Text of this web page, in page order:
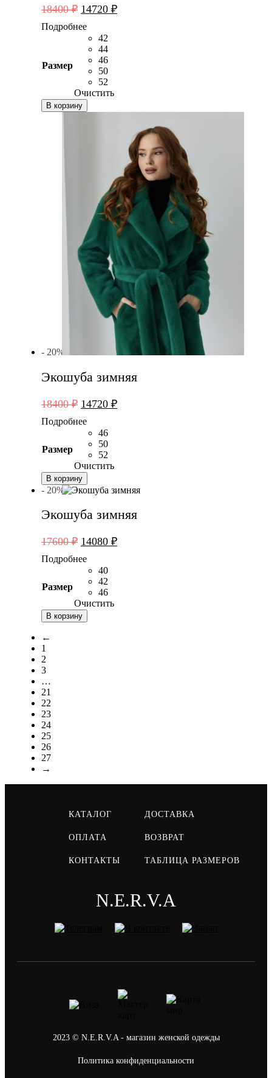
18400₽ Первоначальная
составляла
18400 ₽.
14720 ₽Текущая
Подробнее
Размер
42
44
46
50
52
Очистить
В корзину
- 20%
Экошуба зимняя
18400₽ Первоначальная
составляла
18400 ₽.
14720 ₽Текущая
Подробнее
Размер
46
50
52
Очистить
В корзину
- 20%
Экошуба зимняя
17600₽ Первоначальная
составляла
17600 ₽.
14080 ₽Текущая
Подробнее
Размер
40
42
46
Очистить
В корзину
←
1
2
3
…
21
22
23
24
25
26
27
→
N.E.R.V.A
КАТАЛОГ ДОСТАВКА
ОПЛАТА ВОЗВРАТ
КОНТАКТЫ ТАБЛИЦА РАЗМЕРОВ
2023 © N.E.R.V.A - магазин женской одежды
Политика конфиденциальности